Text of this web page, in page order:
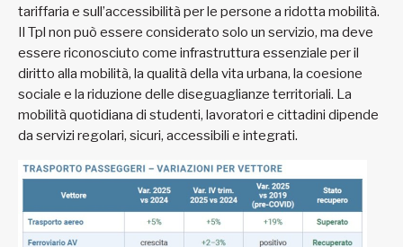
tariffaria e sull’accessibilità per le persone a ridotta mobilità.
Il Tpl non può essere considerato solo un servizio, ma deve
essere riconosciuto come infrastruttura essenziale per il
diritto alla mobilità, la qualità della vita urbana, la coesione
sociale e la riduzione delle diseguaglianze territoriali. La
mobilità quotidiana di studenti, lavoratori e cittadini dipende
da servizi regolari, sicuri, accessibili e integrati.